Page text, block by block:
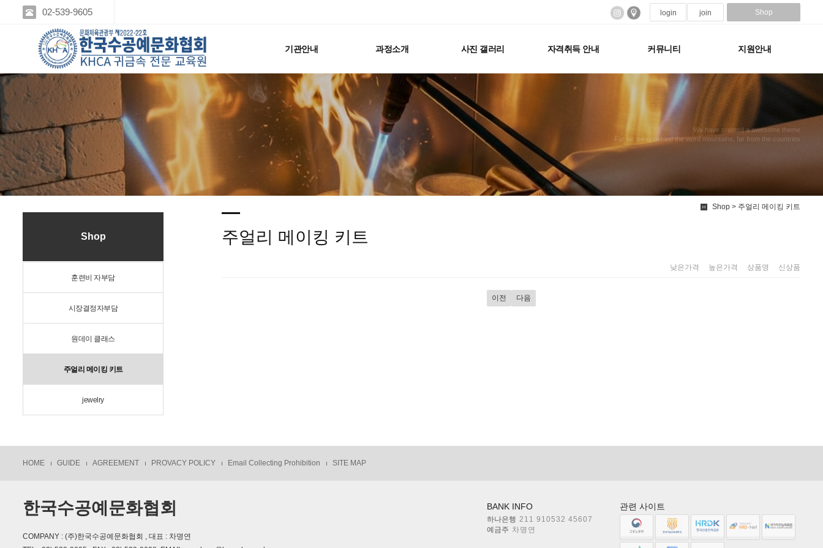
02-539-9605 login join Shop
기관안내 과정소개 사진 갤러리 자격취득 안내 커뮤니티 지원안내
We have created a awesome theme
Far far away,behind the word mountains, far from the countries
Shop > 주얼리 메이킹 키트
Shop
훈련비 자부담
시장결정자부담
원데이 클래스
주얼리 메이킹 키트
jewelry
주얼리 메이킹 키트
낮은가격 높은가격 상품명 신상품
이전 다음
HOME GUIDE AGREEMENT PROVACY POLICY Email Collecting Prohibition SITE MAP
한국수공예문화협회
COMPANY : (주)한국수공예문화협회 , 대표 : 차명연
관련 사이트
BANK INFO
하나은행 211 910532 45607
예금주 차명연